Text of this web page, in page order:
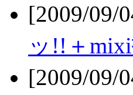
[2009/09/
ッ!!＋
[2009/09/